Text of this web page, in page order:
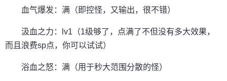
血气爆发：满（即控怪，又输出，很不错）
汲血之力：lv1（1级够了，点满了不但没有多大效果，
而且浪费sp点，你可以试试）
浴血之怒：满（用于秒大范围分散的怪）